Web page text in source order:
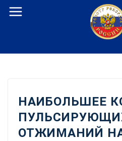
Перейти
НАИБОЛЬШЕЕ
ОТЖИМАНИЙ